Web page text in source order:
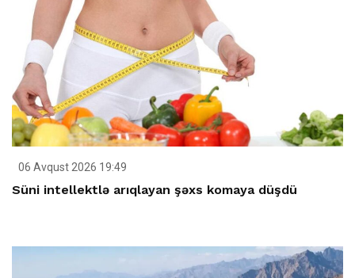
06 Avqust 2026 19:49
Süni intellektlə arıqlayan şəxs komaya düşdü